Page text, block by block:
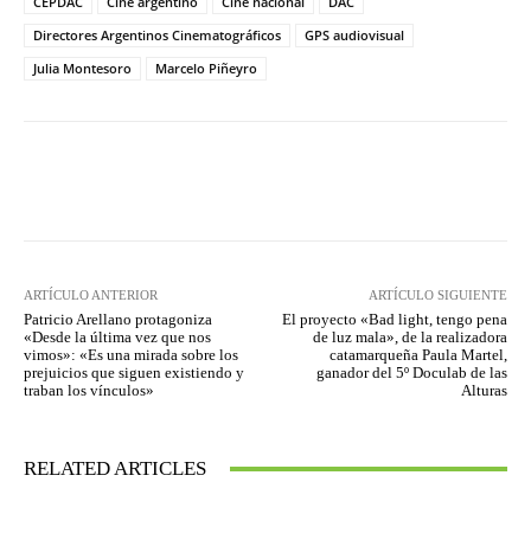
Directores Argentinos Cinematográficos
GPS audiovisual
Julia Montesoro
Marcelo Piñeyro
ARTÍCULO ANTERIOR
Patricio Arellano protagoniza
«Desde la última vez que nos
vimos»: «Es una mirada sobre los
prejuicios que siguen existiendo y
traban los vínculos»
ARTÍCULO SIGUIENTE
El proyecto «Bad light, tengo pena
de luz mala», de la realizadora
catamarqueña Paula Martel,
ganador del 5º Doculab de las
Alturas
RELATED ARTICLES